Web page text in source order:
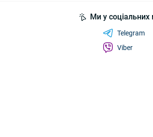
Ми у
Telegram
Viber